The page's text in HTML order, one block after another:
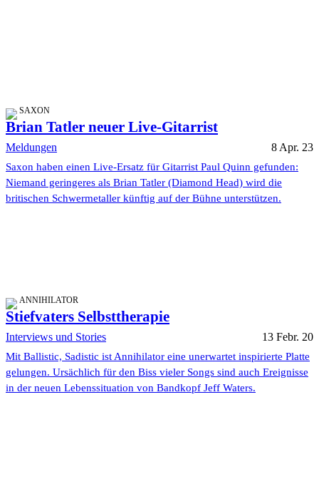
SAXON
Brian Tatler neuer Live-Gitarrist
Meldungen 8 Apr. 23
Saxon haben einen Live-Ersatz für Gitarrist Paul Quinn gefunden:
Niemand geringeres als Brian Tatler (Diamond Head) wird die
britischen Schwermetaller künftig auf der Bühne unterstützen.
ANNIHILATOR
Stiefvaters Selbsttherapie
Interviews und Stories 13 Febr. 20
Mit Ballistic, Sadistic ist Annihilator eine unerwartet inspirierte Platte
gelungen. Ursächlich für den Biss vieler Songs sind auch Ereignisse
in der neuen Lebenssituation von Bandkopf Jeff Waters.